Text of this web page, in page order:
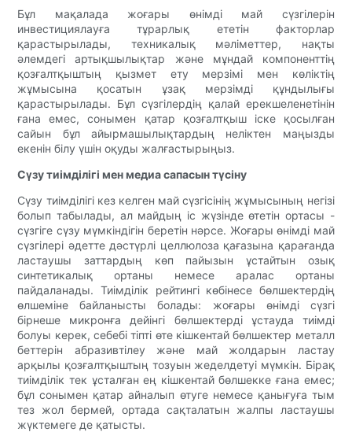
Бұл мақалада жоғары өнімді май сүзгілерін
инвестициялауға тұрарлық ететін факторлар
қарастырылады, техникалық мәліметтер, нақты
әлемдегі артықшылықтар және мұндай компоненттің
қозғалтқыштың қызмет ету мерзімі мен көліктің
жұмысына қосатын ұзақ мерзімді құндылығы
қарастырылады. Бұл сүзгілердің қалай ерекшеленетінін
ғана емес, сонымен қатар қозғалтқыш іске қосылған
сайын бұл айырмашылықтардың неліктен маңызды
екенін білу үшін оқуды жалғастырыңыз.
Сүзу тиімділігі мен медиа сапасын түсіну
Сүзу тиімділігі кез келген май сүзгісінің жұмысының негізі
болып табылады, ал майдың іс жүзінде өтетін ортасы -
сүзгіге сүзу мүмкіндігін беретін нәрсе. Жоғары өнімді май
сүзгілері әдетте дәстүрлі целлюлоза қағазына қарағанда
ластаушы заттардың көп пайызын ұстайтын озық
синтетикалық ортаны немесе аралас ортаны
пайдаланады. Тиімділік рейтингі көбінесе бөлшектердің
өлшеміне байланысты болады: жоғары өнімді сүзгі
бірнеше микронға дейінгі бөлшектерді ұстауда тиімді
болуы керек, себебі тіпті өте кішкентай бөлшектер металл
беттерін абразивтілеу және май жолдарын ластау
арқылы қозғалтқыштың тозуын жеделдетуі мүмкін. Бірақ
тиімділік тек ұсталған ең кішкентай бөлшекке ғана емес;
бұл сонымен қатар айналып өтуге немесе қанығуға тым
тез жол бермей, ортада сақталатын жалпы ластаушы
жүктемеге де қатысты.